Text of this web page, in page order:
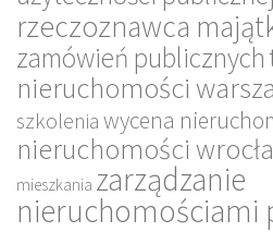
rzeczoznawca
zamówień publicznych
nieruchomości
szkolenia wycena
nieruchomości
mieszkania zarządzanie
nieruchomościami